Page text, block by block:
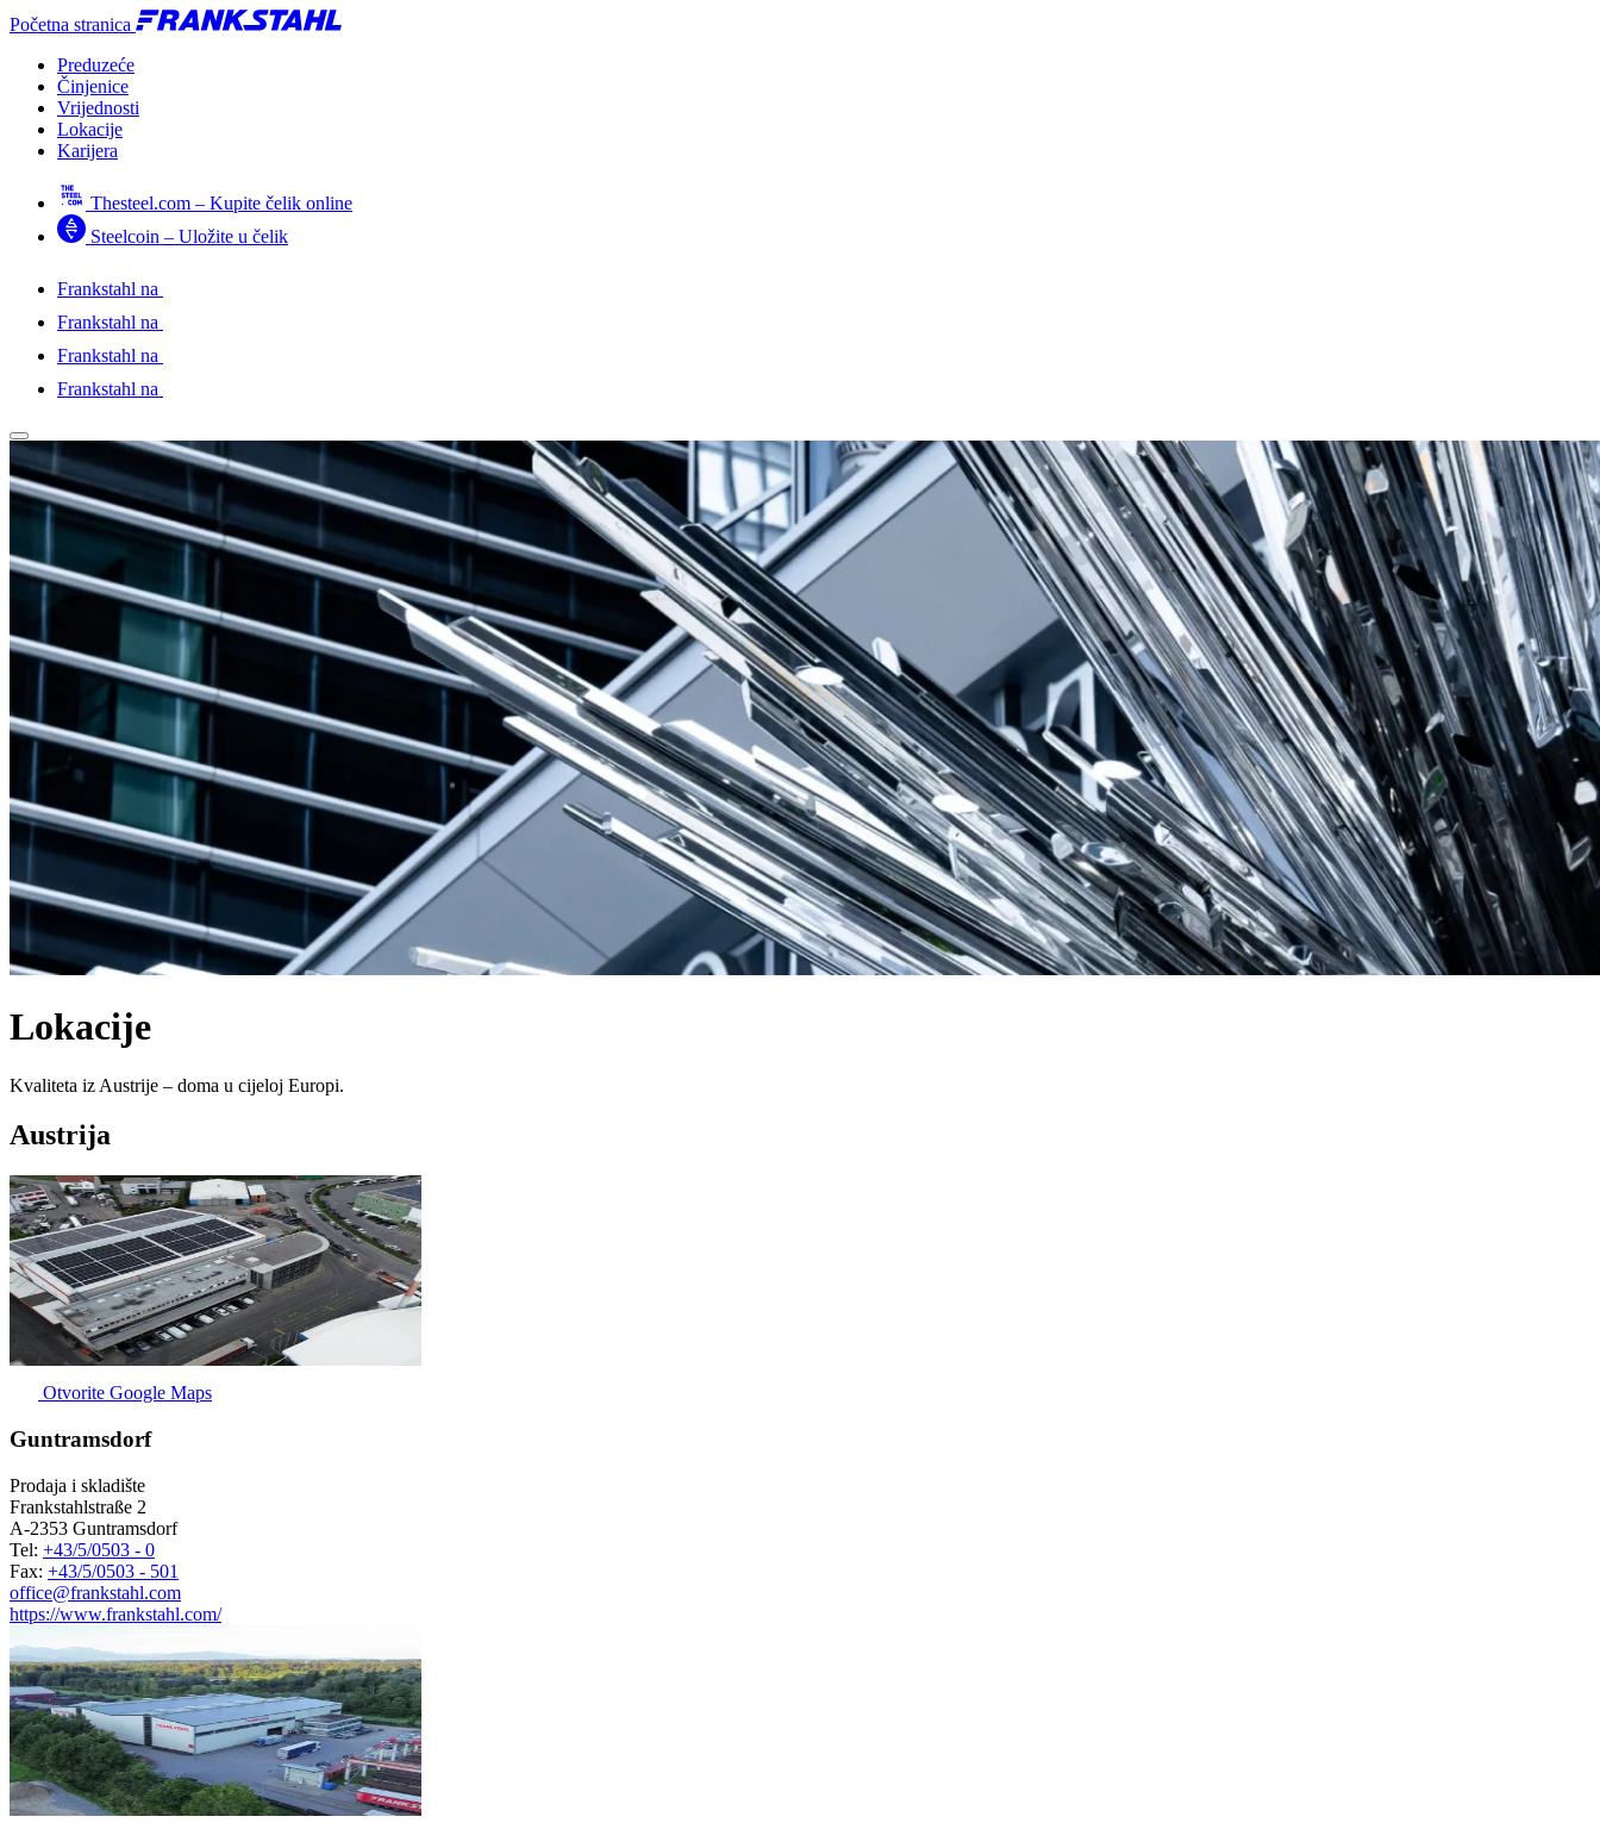
Početna stranica
Preduzeće
Činjenice
Vrijednosti
Lokacije
Karijera
Thesteel.com – Kupite čelik online
Steelcoin – Uložite u čelik
Frankstahl na
Frankstahl na
Frankstahl na
Frankstahl na
Lokacije
Kvaliteta iz Austrije – doma u cijeloj Europi.
Austrija
Otvorite Google Maps
Guntramsdorf
Prodaja i skladište
Frankstahlstraße 2
A-2353 Guntramsdorf
Tel: +43/5/0503 - 0
Fax: +43/5/0503 - 501
office@frankstahl.com
https://www.frankstahl.com/